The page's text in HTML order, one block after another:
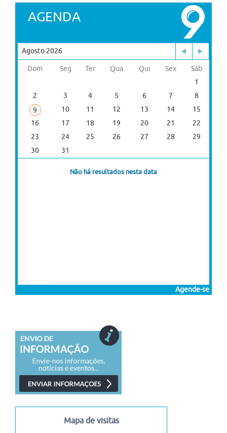
AGENDA
Agosto 2026
Dom Seg Ter Qua Qui Sex
Sáb
1
2
3 4 5 6 7
8
9
10 11 12 13 14
15
16
17 18 19 20 21
22
23
24 25 26 27 28
29
30
31
Não há resultados nesta data
Agende-se
Mapa de visitas